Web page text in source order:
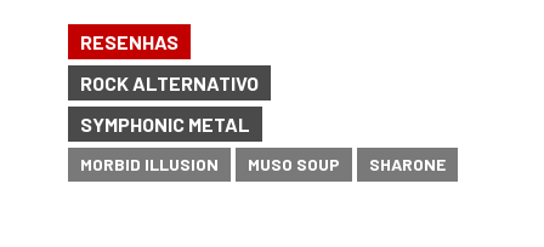
RESENHAS
ROCK ALTERNATIVO
SYMPHONIC METAL
MORBID ILLUSION MUSO SOUP SHARONE